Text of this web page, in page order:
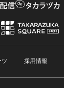
採用情報